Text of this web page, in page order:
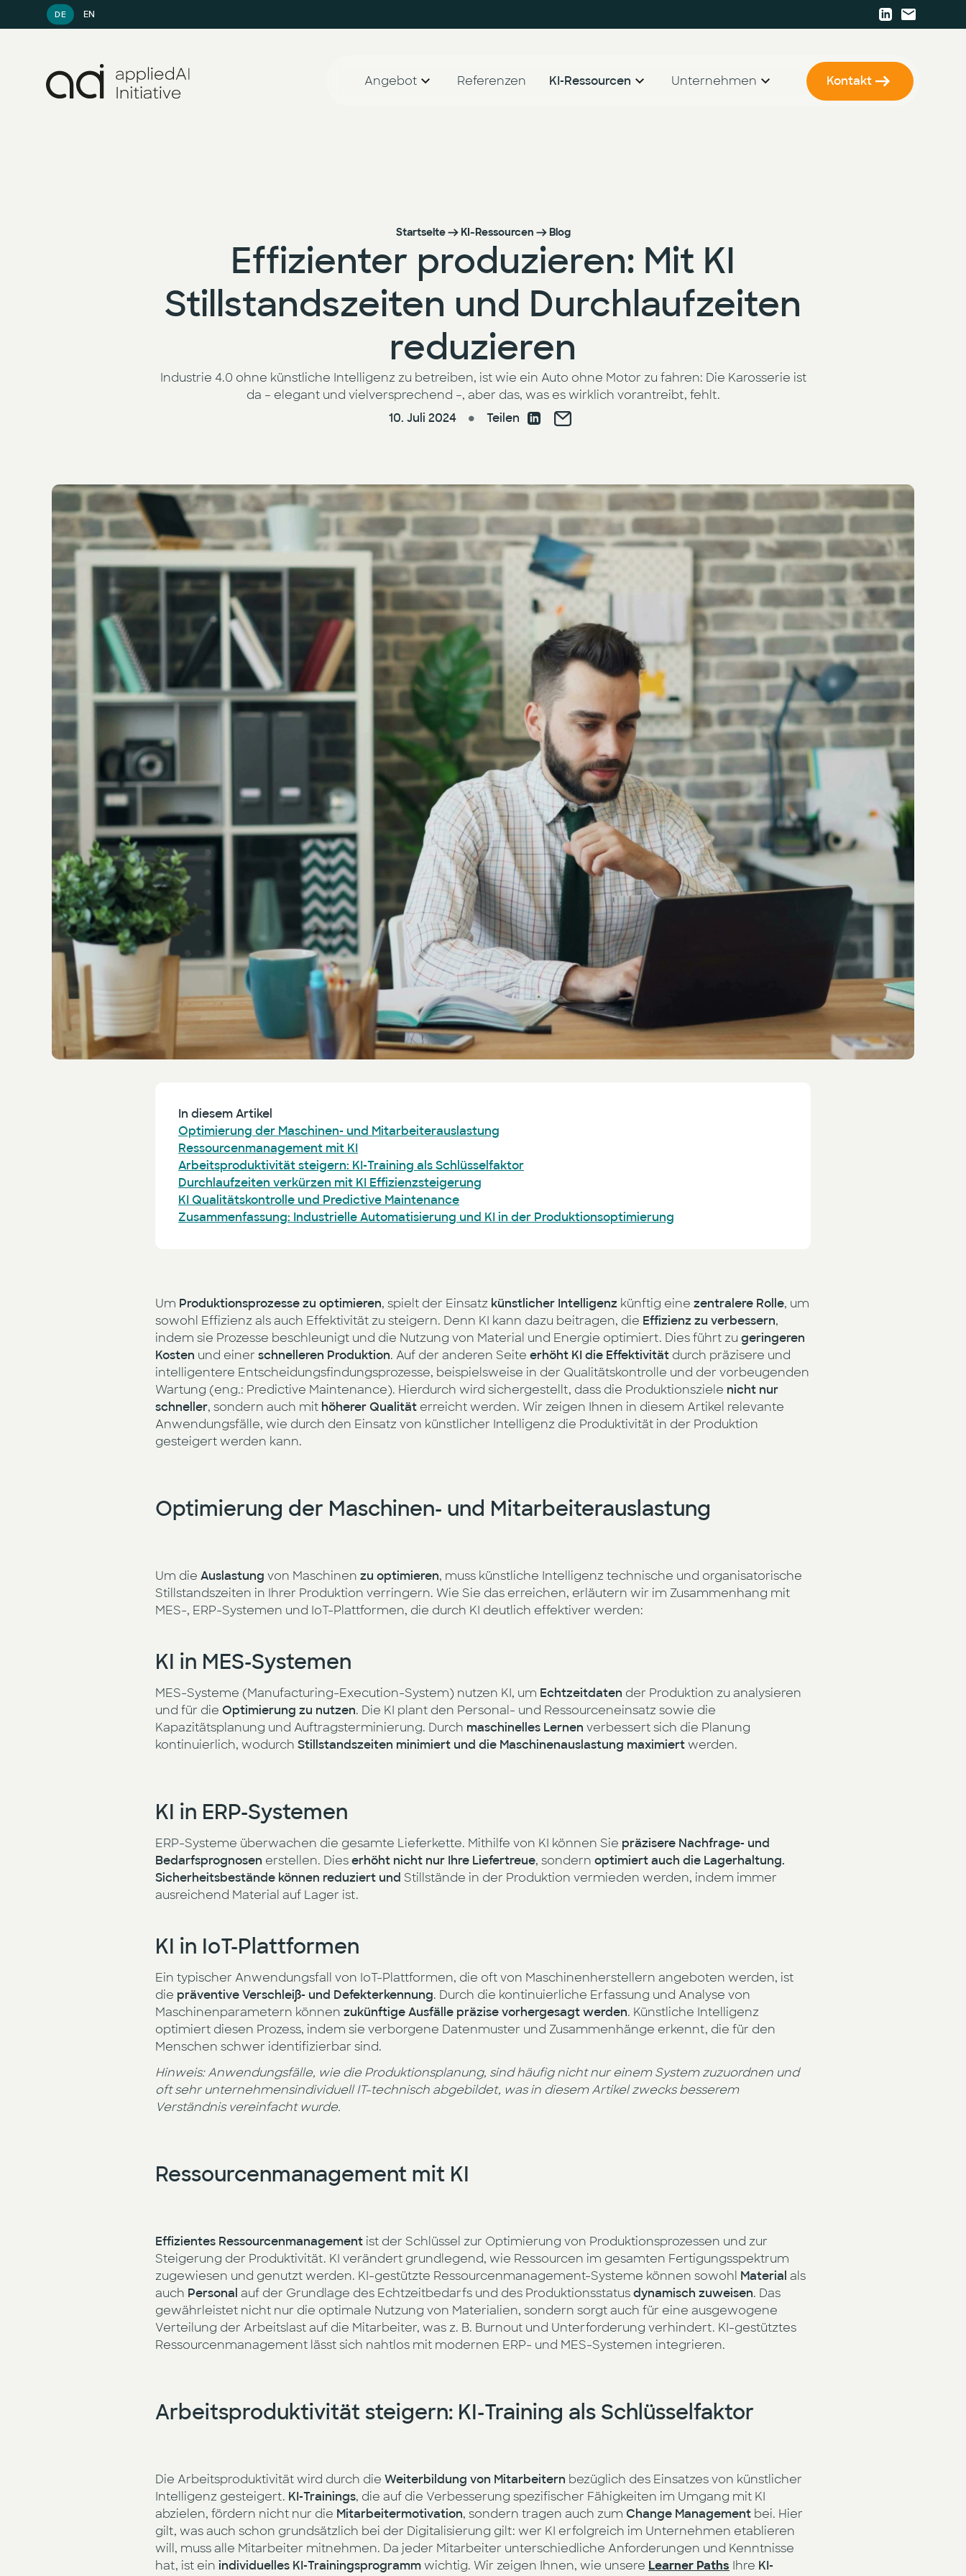
DE EN
Angebot Referenzen KI-Ressourcen Unternehmen Kontakt
Startseite KI-Ressourcen Blog
Effizienter produzieren: Mit KI
Stillstandszeiten und Durchlaufzeiten
reduzieren
Industrie 4.0 ohne künstliche Intelligenz zu betreiben, ist wie ein Auto ohne Motor zu fahren: Die Karosserie ist
da – elegant und vielversprechend –, aber das, was es wirklich vorantreibt, fehlt.
10. Juli 2024
● Teilen
In diesem Artikel
Optimierung der Maschinen- und Mitarbeiterauslastung
Ressourcenmanagement mit KI
Arbeitsproduktivität steigern: KI-Training als Schlüsselfaktor
Durchlaufzeiten verkürzen mit KI Effizienzsteigerung
KI Qualitätskontrolle und Predictive Maintenance
Zusammenfassung: Industrielle Automatisierung und KI in der Produktionsoptimierung
Um Produktionsprozesse zu optimieren, spielt der Einsatz künstlicher Intelligenz künftig eine zentralere Rolle, um
sowohl Effizienz als auch Effektivität zu steigern. Denn KI kann dazu beitragen, die Effizienz zu verbessern,
indem sie Prozesse beschleunigt und die Nutzung von Material und Energie optimiert. Dies führt zu geringeren
Kosten und einer schnelleren Produktion. Auf der anderen Seite erhöht KI die Effektivität durch präzisere und
intelligentere Entscheidungsfindungsprozesse, beispielsweise in der Qualitätskontrolle und der vorbeugenden
Wartung (eng.: Predictive Maintenance). Hierdurch wird sichergestellt, dass die Produktionsziele nicht nur
schneller, sondern auch mit höherer Qualität erreicht werden. Wir zeigen Ihnen in diesem Artikel relevante
Anwendungsfälle, wie durch den Einsatz von künstlicher Intelligenz die Produktivität in der Produktion
gesteigert werden kann.
Optimierung der Maschinen- und Mitarbeiterauslastung
Um die Auslastung von Maschinen zu optimieren, muss künstliche Intelligenz technische und organisatorische
Stillstandszeiten in Ihrer Produktion verringern. Wie Sie das erreichen, erläutern wir im Zusammenhang mit
MES-, ERP-Systemen und IoT-Plattformen, die durch KI deutlich effektiver werden:
KI in MES-Systemen
MES-Systeme (Manufacturing-Execution-System) nutzen KI, um Echtzeitdaten der Produktion zu analysieren
und für die Optimierung zu nutzen. Die KI plant den Personal- und Ressourceneinsatz sowie die
Kapazitätsplanung und Auftragsterminierung. Durch maschinelles Lernen verbessert sich die Planung
kontinuierlich, wodurch Stillstandszeiten minimiert und die Maschinenauslastung maximiertwerden.
KI in ERP-Systemen
ERP-Systeme überwachen die gesamte Lieferkette. Mithilfe von KI können Sie präzisere Nachfrage- und
Bedarfsprognosen erstellen. Dieserhöht nicht nur Ihre Liefertreue, sondern optimiert auch die Lagerhaltung.
Sicherheitsbestände können reduziert und Stillstände in der Produktion vermieden werden, indem immer
ausreichend Material auf Lager ist.
KI in IoT-Plattformen
Ein typischer Anwendungsfall von IoT-Plattformen, die oft von Maschinenherstellern angeboten werden, ist
die präventive Verschleiß- und Defekterkennung. Durch die kontinuierliche Erfassung und Analyse von
Maschinenparametern können zukünftige Ausfälle präzise vorhergesagt werden. Künstliche Intelligenz
optimiert diesen Prozess, indem sie verborgene Datenmuster und Zusammenhänge erkennt, die für den
Menschen schwer identifizierbar sind.
Hinweis: Anwendungsfälle, wie die Produktionsplanung, sind häufig nicht nur einem System zuzuordnen und
oft sehr unternehmensindividuell IT-technisch abgebildet, was in diesem Artikel zwecks besserem
Verständnis vereinfacht wurde.
Ressourcenmanagement mit KI
Effizientes Ressourcenmanagement ist der Schlüssel zur Optimierung von Produktionsprozessen und zur
Steigerung der Produktivität. KI verändert grundlegend, wie Ressourcen im gesamten Fertigungsspektrum
zugewiesen und genutzt werden. KI-gestützte Ressourcenmanagement-Systeme können sowohl Material als
auch Personal auf der Grundlage des Echtzeitbedarfs und des Produktionsstatusdynamisch zuweisen. Das
gewährleistet nicht nur die optimale Nutzung von Materialien, sondern sorgt auch für eine ausgewogene
Verteilung der Arbeitslast auf die Mitarbeiter, was z. B. Burnout und Unterforderung verhindert. KI-gestütztes
Ressourcenmanagement lässt sich nahtlos mit modernen ERP- und MES-Systemen integrieren.
Arbeitsproduktivität steigern: KI-Training als Schlüsselfaktor
Die Arbeitsproduktivität wird durch die Weiterbildung von Mitarbeitern bezüglich des Einsatzes von künstlicher
Intelligenz gesteigert. KI-Trainings, die auf die Verbesserung spezifischer Fähigkeiten im Umgang mit KI
abzielen, fördern nicht nur die Mitarbeitermotivation, sondern tragen auch zum Change Management bei. Hier
gilt, was auch schon grundsätzlich bei der Digitalisierung gilt: wer KI erfolgreich im Unternehmen etablieren
will, muss alle Mitarbeiter mitnehmen. Da jeder Mitarbeiter unterschiedliche Anforderungen und Kenntnisse
hat, ist ein individuelles KI-Trainingsprogrammwichtig. Wir zeigen Ihnen, wie unsere Learner Paths Ihre KI-